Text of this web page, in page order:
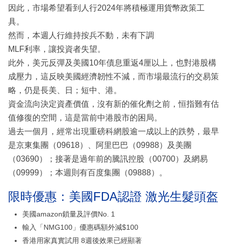
因此，市場希望看到人行2024年將積極運用貨幣政策工
具。
然而，本週人行維持按兵不動，未有下調
MLF利率，讓投資者失望。
此外，美元反彈及美國10年債息重返4厘以上，也對港股構
成壓力，這反映美國經濟韌性不減，而市場最流行的交易策
略，仍是長美、日；短中、港。
資金流向決定資產價值，沒有新的催化劑之前，恒指難有估
值修復的空間，這是當前中港股市的困局。
過去一個月，經常出現重磅科網股逾一成以上的跌勢，最早
是京東集團（09618）、阿里巴巴（09988）及美團
（03690）；接著是過年前的騰訊控股（00700）及網易
（09999）；本週則有百度集團（09888）。
限時優惠：美國FDA認證 激光生髮頭盔
美國amazon鎖量及評價No. 1
輸入「NMG100」優惠碼額外減$100
香港用家真實試用 8週後效果已經顯著